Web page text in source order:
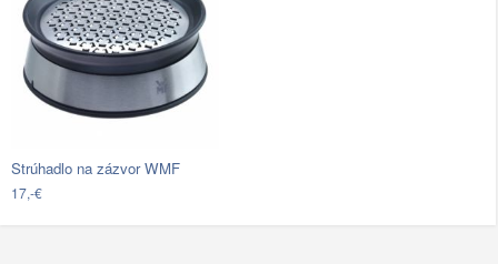
Strúhadlo na zázvor WMF
17,-€